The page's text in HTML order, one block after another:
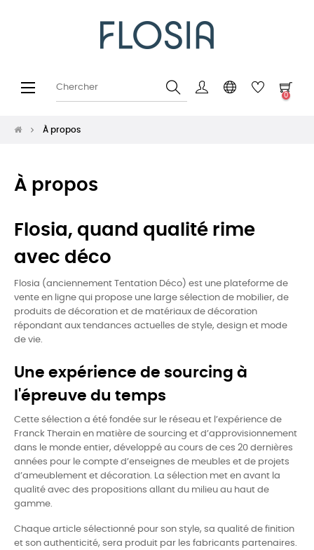
Basculer
☰
0
À propos
À propos
Flosia, quand qualité rime
avec déco
Flosia (anciennement Tentation Déco) est une plateforme de
vente en ligne qui propose une large sélection de mobilier, de
produits de décoration et de matériaux de décoration
répondant aux tendances actuelles de style, design et mode
de vie.
Une expérience de sourcing à
l'épreuve du temps
Cette sélection a été fondée sur le réseau et l’expérience de
Franck Therain en matière de sourcing et d’approvisionnement
dans le monde entier, développé au cours de ces 20 dernières
années pour le compte d’enseignes de meubles et de projets
d’ameublement et décoration. La sélection met en avant la
qualité avec des propositions allant du milieu au haut de
gamme.
Chaque article sélectionné pour son style, sa qualité de finition
et son authenticité, sera produit par les fabricants partenaires.